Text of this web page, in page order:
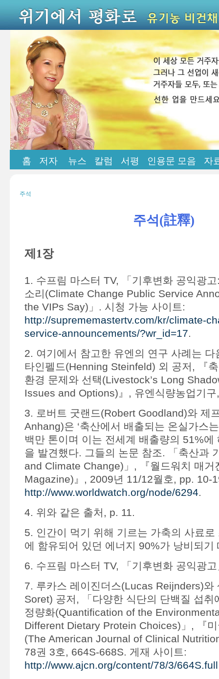
홈 저자 뉴스 칼럼 서평 인용문 모음 자
주석
주석(註釋)
제1장
1. 수프림 마스터 TV, 「기후변화 공익광
소리(Climate Change Public Service
the VIPs Say)」. 시청 가능 사이트:
http://suprememastertv.com/kr/climate-
service-announcements/?wr_id=17.
2. 여기에서 참고한 유엔의 연구 사례는 다
타인펠드(Henning Steinfeld) 외 공저, 『
환경 문제와 선택(Livestock’s Long
Issues and Options)』, 유엔식량농업기
3. 로버트 굿랜드(Robert Goodland)와 제
Anhang)은 ‘축산에서 배출되는 온실가스
백만 톤이며 이는 전세계 배출량의 51%에
을 발견했다. 그들의 논문 참조. 「축산과
and Climate Change)」, 『월드워치 매거
Magazine)』, 2009년 11/12월호, pp. 10-
http://www.worldwatch.org/node/6294.
4. 위와 같은 출처, p. 11.
5. 인간이 먹기 위해 기르는 가축의 사료
에 함유되어 있던 에너지 90%가 낭비되기
6. 수프림 마스터 TV, 「기후변화 공익광
7. 루카스 레이진더스(Lucas Reijnders)와
Soret) 공저, 「다양한 식단의 단백질 섭취
정량화(Quantification of the
Different Dietary Protein Choices)」, 『
(The American Journal of Clinical
78권 3호, 664S-668S. 게재 사이트:
http://www.ajcn.org/content/78/3/664S.full